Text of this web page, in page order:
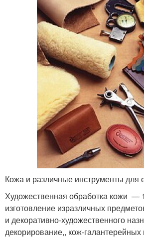
Кожа и различные инструменты для
Художественная обработка кожи —
изготовление изразличных
и декоративно-художественного
декорирование,, кож-галантерейных